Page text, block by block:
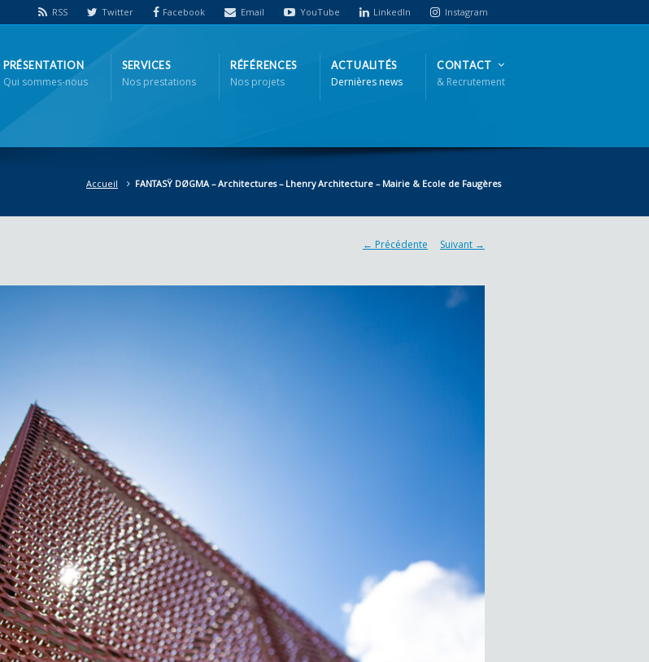
RSS Twitter Facebook Email YouTube LinkedIn Instagram
PRÉSENTATION
Qui sommes-nous
SERVICES
Nos prestations
RÉFÉRENCES
Nos projets
ACTUALITÉS
Dernières news
CONTACT
& Recrutement
Accueil FANTASŸ DØGMA – Architectures – Lhenry Architecture – Mairie & Ecole de Faugères
← Précédente Suivant →